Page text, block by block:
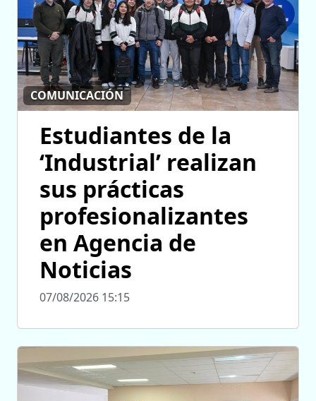
COMUNICACIÓN
Estudiantes de la
‘Industrial’ realizan
sus prácticas
profesionalizantes
en Agencia de
Noticias
07/08/2026 15:15